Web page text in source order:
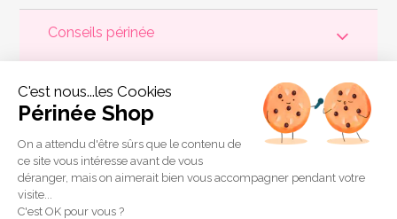
Conseils périnée
est précieux ! Il est donc primordial d'entretenir,
de muscler et de rééduquer le plancher pelvienpour éviter les
problèmes d'incontinence
, de pesanteur pelvienne, de manque
de sensations durant les rapports sexuels et de petites
fuites
a sélectionné les meilleures solutions
pour la rééducation périnéale et pour l'auto-traitement de
l'incontinence à domicile :
biofeedback,cônes vaginaux
connectées etaccessoires pour exercices de Kegel.
Copyright 2011 © Périnée Shop
C'est nous...les Cookies
Périnée Shop
On a attendu d'être sûrs que le contenu de
ce site vous intéresse avant de vous
déranger, mais on aimerait bien vous accompagner pendant votre
visite...
C'est OK pour vous ?